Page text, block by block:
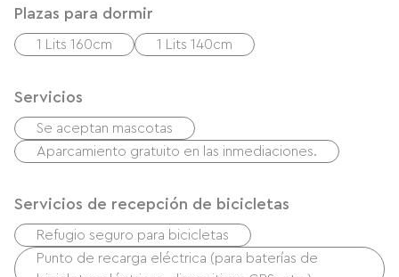
Plazas para dormir
1 Lits 160cm 1 Lits 140cm
Servicios
Se aceptan mascotas
Aparcamiento gratuito en las inmediaciones.
Servicios de recepción de bicicletas
Refugio seguro para bicicletas
Punto de recarga eléctrica (para baterías de